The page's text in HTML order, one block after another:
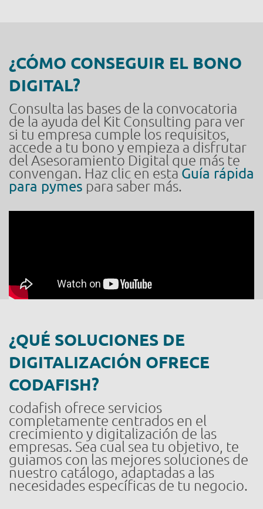
¿CÓMO CONSEGUIR EL BONO
DIGITAL?
Consulta las bases de la convocatoria
de la ayuda del Kit Consulting para ver
si tu empresa cumple los requisitos,
accede a tu bono y empieza a disfrutar
del Asesoramiento Digital que más te
convengan. Haz clic en esta Guía rápida
para pymes para saber más.
¿QUÉ SOLUCIONES DE
DIGITALIZACIÓN OFRECE
CODAFISH?
codafish ofrece servicios
completamente centrados en el
crecimiento y digitalización de las
empresas. Sea cual sea tu objetivo, te
guiamos con las mejores soluciones de
nuestro catálogo, adaptadas a las
necesidades específicas de tu negocio.